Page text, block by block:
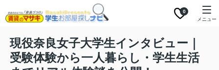
0
メニュー
現役奈良女子大学生インタビュー｜
受験体験から一人暮らし・学生生活